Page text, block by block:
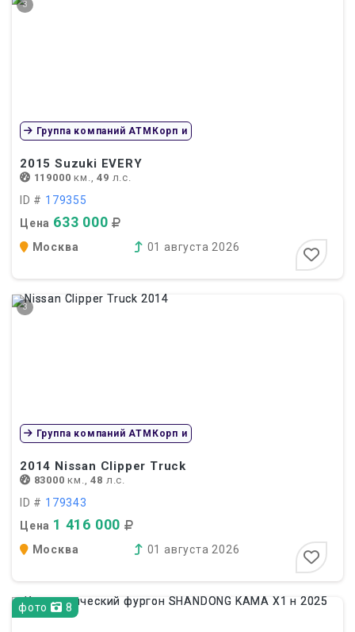
3
2015 Suzuki EVERY
119000 км.,49 л.с.
ID # 179355
Цена 633 000
Группа компаний АТМКорп и
Москва 01 августа 2026
3
2014 Nissan Clipper Truck
83000 км.,48 л.с.
ID # 179343
Цена 1 416 000
Группа компаний АТМКорп и
Москва 01 августа 2026
фото 8